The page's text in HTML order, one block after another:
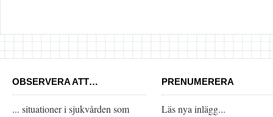
OBSERVERA ATT…
... situationer i sjukvården som
PRENUMERERA
Läs nya inlägg...